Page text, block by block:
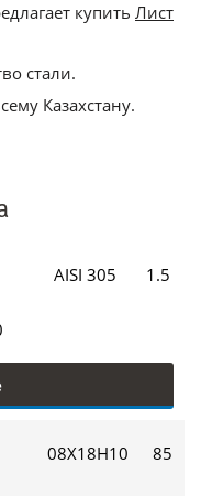
купить Лист
стали.
Казахстану.
AISI 305 1.5
08Х18Н10 85